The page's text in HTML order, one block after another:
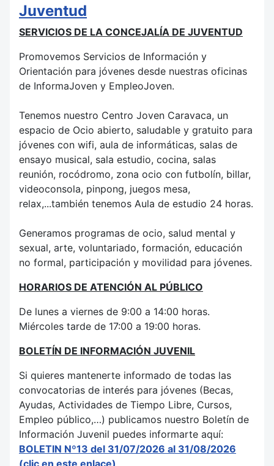
Juventud
SERVICIOS DE LA CONCEJALÍA DE JUVENTUD
Promovemos Servicios de Información y
Orientación para jóvenes desde nuestras oficinas
de InformaJoven y EmpleoJoven.
Tenemos nuestro Centro Joven Caravaca, un
espacio de Ocio abierto, saludable y gratuito para
jóvenes con wifi, aula de informáticas, salas de
ensayo musical, sala estudio, cocina, salas
reunión, rocódromo, zona ocio con futbolín, billar,
videoconsola, pinpong, juegos mesa,
relax,...también tenemos Aula de estudio 24 horas.
Generamos programas de ocio, salud mental y
sexual, arte, voluntariado, formación, educación
no formal, participación y movilidad para jóvenes.
HORARIOS DE ATENCIÓN AL PÚBLICO
De lunes a viernes de 9:00 a 14:00 horas.
Miércoles tarde de 17:00 a 19:00 horas.
BOLETÍN DE INFORMACIÓN JUVENIL
Si quieres mantenerte informado de todas las
convocatorias de interés para jóvenes (Becas,
Ayudas, Actividades de Tiempo Libre, Cursos,
Empleo público,…) publicamos nuestro Boletín de
Información Juvenil puedes informarte aquí:
BOLETIN Nº13 del 31/07/2026 al 31/08/2026
(clic en este enlace)